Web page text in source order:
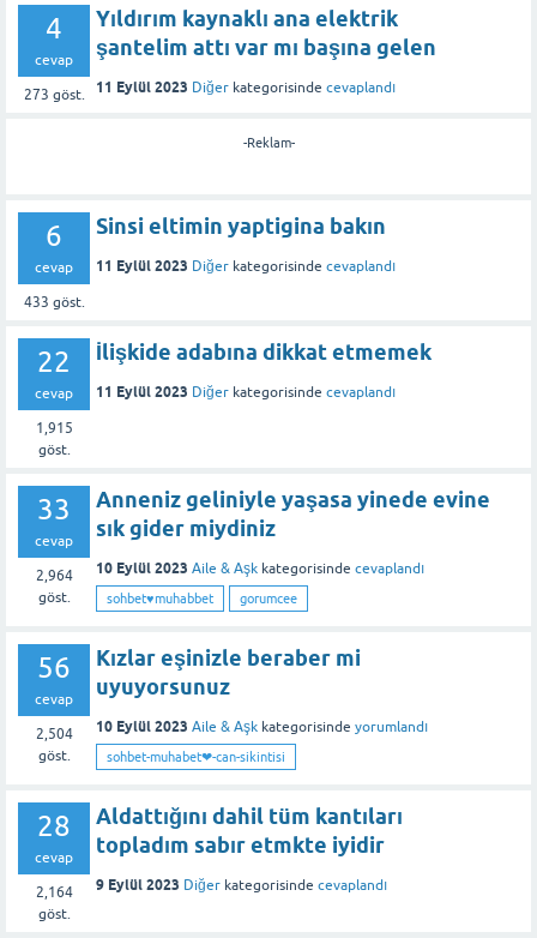
4
cevap
273 göst.
Yıldırım kaynaklı ana elektrik
şantelim attı var mı başına gelen
11 Eylül 2023 Diğer kategorisinde cevaplandı
-Reklam-
6
cevap
433 göst.
Sinsi eltimin yaptigina bakın
11 Eylül 2023 Diğer kategorisinde cevaplandı
22
cevap
1,915
göst.
İlişkide adabına dikkat etmemek
11 Eylül 2023 Diğer kategorisinde cevaplandı
33
cevap
2,964
göst.
Anneniz geliniyle yaşasa yinede evine
sık gider miydiniz
10 Eylül 2023 Aile & Aşk kategorisinde cevaplandı
sohbet♥️muhabbet gorumcee
56
cevap
2,504
göst.
Kızlar eşinizle beraber mi
uyuyorsunuz
10 Eylül 2023 Aile & Aşk kategorisinde yorumlandı
sohbet-muhabet❤-can-sikintisi
28
cevap
2,164
göst.
Aldattığını dahil tüm kantıları
topladım sabır etmkte iyidir
9 Eylül 2023 Diğer kategorisinde cevaplandı